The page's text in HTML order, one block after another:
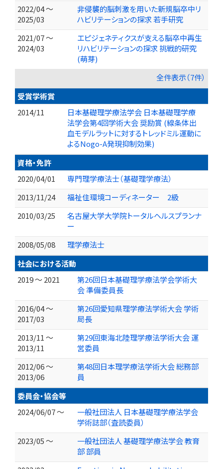
2022/04 ～
2025/03
非侵襲的脳刺激を用いた新規脳卒中リ
ハビリテーションの探求 若手研究
2021/07 ～
2024/03
エピジェネティクスが支える脳卒中再生
リハビリテーションの探求 挑戦的研究
(萌芽)
全件表示（7件）
受賞学術賞
2014/11
日本基礎理学療法学会 日本基礎理学療
法学会第4回学術大会 奨励賞 (線条体出
血モデルラットに対するトレッドミル運動に
よるNogo-A発現抑制効果)
資格・免許
2020/04/01
専門理学療法士（基礎理学療法）
2013/11/24
福祉住環境コーディネーター 2級
2010/03/25
名古屋大学大学院トータルヘルスプランナ
ー
2008/05/08
理学療法士
社会における活動
2019 ～ 2021
第26回日本基礎理学療法学会学術大
会 準備委員長
2016/04 ～
2017/03
第26回愛知県理学療法学術大会 学術
局長
2013/11 ～
2013/11
第29回東海北陸理学療法学術大会 運
営委員
2012/06 ～
2013/06
第48回日本理学療法学術大会 総務部
員
委員会・協会等
2024/06/07 ～
一般社団法人 日本基礎理学療法学会
学術誌部（査読委員）
2023/05 ～
一般社団法人 基礎理学療法学会 教育
部 部員